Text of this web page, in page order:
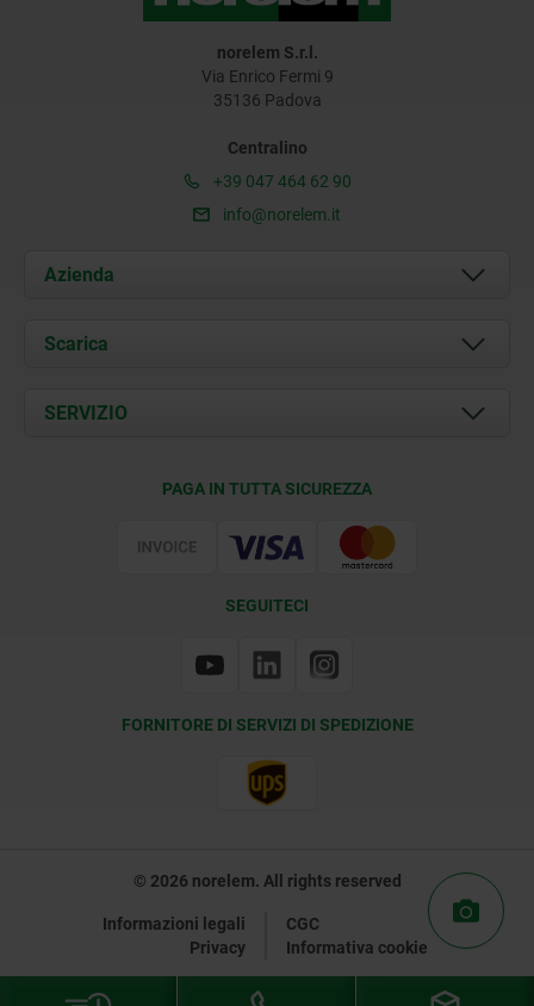
norelem S.r.l.
Via Enrico Fermi 9
35136 Padova
Centralino
+39 047 464 62 90
info@norelem.it
Azienda
Chi siamo
Contatti
Scarica
Documents
SERVIZIO
PAGA IN TUTTA SICUREZZA
SEGUITECI
FORNITORE DI SERVIZI DI SPEDIZIONE
© 2026 norelem. All rights reserved
Informazioni legali
CGC
Privacy
Informativa cookie